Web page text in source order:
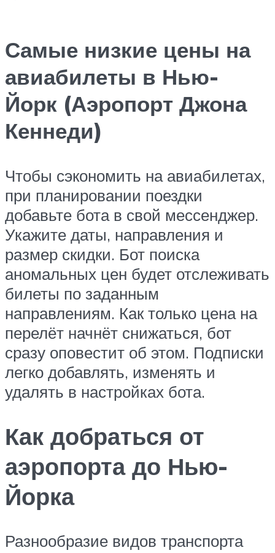
Самые низкие цены на
авиабилеты в Нью-
Йорк (Аэропорт Джона
Кеннеди)
Чтобы сэкономить на авиабилетах,
при планировании поездки
добавьте бота в свой мессенджер.
Укажите даты, направления и
размер скидки. Бот поиска
аномальных цен будет отслеживать
билеты по заданным
направлениям. Как только цена на
перелёт начнёт снижаться, бот
сразу оповестит об этом. Подписки
легко добавлять, изменять и
удалять в настройках бота.
Как добраться от
аэропорта до Нью-
Йорка
Разнообразие видов транспорта